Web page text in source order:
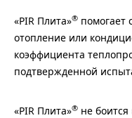
«PIR Плита»® помогает
отопление или
коэффициента
подтвержденной
«PIR Плита»® не